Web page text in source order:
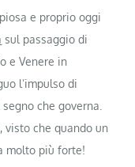
e proprio oggi
sul passaggio di
e Venere in
l’impulso di
che governa.
visto che quando un
molto più forte!